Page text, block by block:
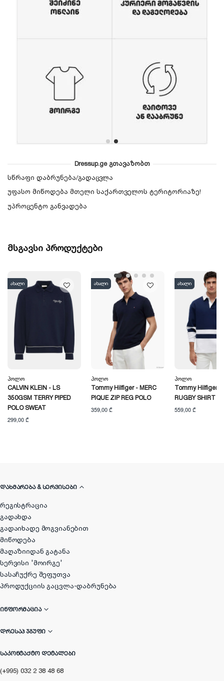
Dressup.ge გთავაზობთ
სწრაფი დაბრუნება/გადაცვლა
უფასო მიწოდება მთელი საქართველოს ტერიტორიაზე!
უპროცენტო განვადება
მსგავსი პროდუქტები
ახალი
Პოლო
CALVIN KLEIN - LS
350GSM TERRY PIPED
POLO SWEAT
299,00 ₾
ახალი
Პოლო
Tommy Hilfiger - MERC
PIQUE ZIP REG POLO
359,00 ₾
ახალი
Პოლო
Tommy Hilfiger -
RUGBY SHIRT
559,00 ₾
ᲓᲐᲮᲛᲐᲠᲔᲑᲐ & ᲡᲔᲠᲕᲘᲡᲔᲑᲘ
რეგისტრაცია
გადახდა
გადაიხადე მოგვიანებით
მიწოდება
მაღაზიიდან გატანა
სერვისი 'მოირგე'
სასაჩუქრე შეფუთვა
პროდუქციის გაცვლა-დაბრუნება
ᲘᲜᲤᲝᲠᲛᲐᲪᲘᲐ
ᲓᲠᲔᲡᲐᲞ ᲯᲒᲣᲤᲘ
ᲡᲐᲙᲝᲜᲢᲐᲥᲢᲝ ᲓᲔᲢᲐᲚᲔᲑᲘ
(+995) 032 2 38 48 68